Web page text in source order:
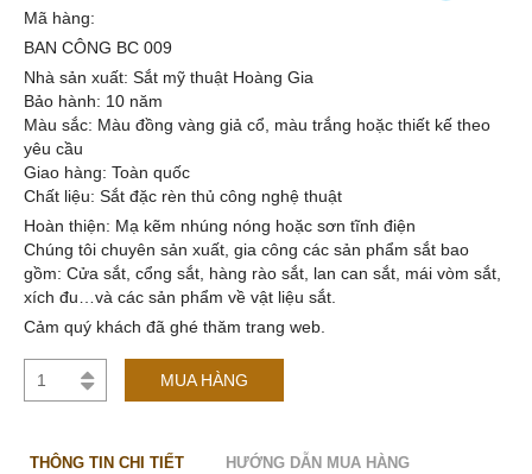
Mã hàng:
BAN CÔNG BC 009
Nhà sản xuất: Sắt mỹ thuật Hoàng Gia
Bảo hành: 10 năm
Màu sắc: Màu đồng vàng giả cổ, màu trắng hoặc thiết kế theo
yêu cầu
Giao hàng: Toàn quốc
Chất liệu: Sắt đặc rèn thủ công nghệ thuật
Hoàn thiện: Mạ kẽm nhúng nóng hoặc sơn tĩnh điện
Chúng tôi chuyên sản xuất, gia công các sản phẩm sắt bao
gồm: Cửa sắt, cổng sắt, hàng rào sắt, lan can sắt, mái vòm sắt,
xích đu…và các sản phẩm về vật liệu sắt.
Cảm quý khách đã ghé thăm trang web.
MUA HÀNG
THÔNG TIN CHI TIẾT HƯỚNG DẪN MUA HÀNG